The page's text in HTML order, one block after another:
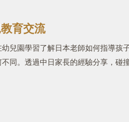
育交流
兒園學習了解日本老師如何指導孩
同。透過中日家長的經驗分享，碰